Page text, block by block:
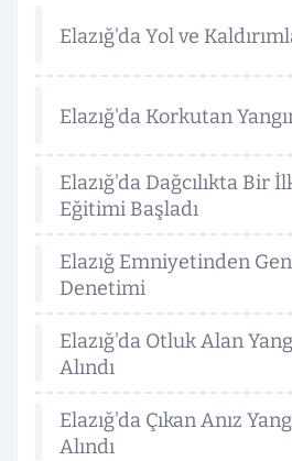
Elazığ'da Yol ve
Elazığ'da Korkutan
Elazığ'da Dağcılıkta Bir
Eğitimi Başladı
Elazığ Emniyetinden
Denetimi
Elazığ'da Otluk Alan
Alındı
Elazığ'da Çıkan Anız
Alındı